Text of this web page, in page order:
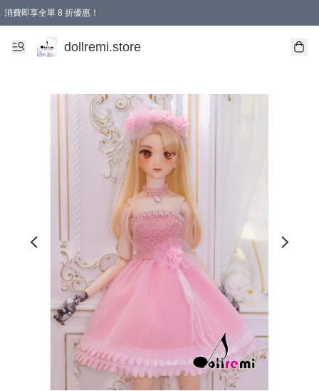
消費即享全單 8 折優惠！
購物滿 HKD 1500.00即享免運費優惠！（適用於 本地送貨、本地取貨、國際送貨 )
dollremi.store